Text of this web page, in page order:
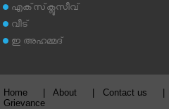
എക്‌സ്‌ക്ലൂസീവ്
വീട്
ഇ അഹമ്മദ്‌
Home About Contact us
Grievance